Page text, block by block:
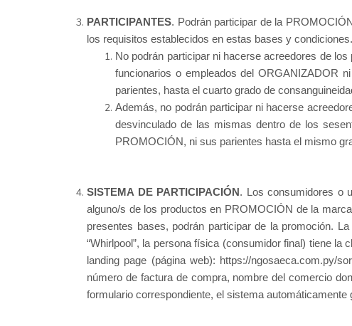
PARTICIPANTES. Podrán participar de la
los requisitos establecidos en estas bases y condiciones.
No podrán participar ni hacerse acreedores de
funcionarios o empleados del ORGANIZADOR
parientes, hasta el cuarto grado de
Además, no podrán participar ni hacerse
desvinculado de las mismas dentro de los
PROMOCIÓN, ni sus parientes hasta el mismo
SISTEMA DE PARTICIPACIÓN . Los consumidores o
alguno/s de los productos en PROMOCIÓN de la
presentes bases, podrán participar de la promoción.
“Whirlpool”, la persona física (consumidor final) tiene
landing page (página web): https://ngosaeca.com.py/
número de factura de compra, nombre del comercio
formulario correspondiente, el sistema